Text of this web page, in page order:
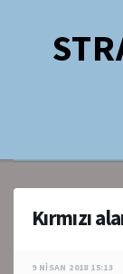
Kırmızı
9 NISAN 2018 15:13